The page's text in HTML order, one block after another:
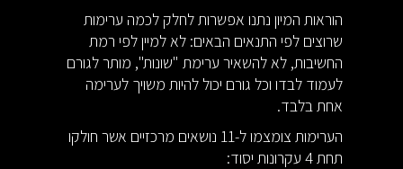
הוראות המיון נתנו אפשרות לחלק לכמה ערימות
שרוצים לפי התנאים הבאים: לא למיין לפי רמת
החשיבות, לא להשאיר ערימת "שונות", מותר לגורם
לעמוד לבדו וכל גורם יכול להיות משויך לערימה
אחת בלבד.
הערימות צומצמו ל-11 נושאים מרכזיים אשר חולקו
תחת 4 עקרונות יסוד: